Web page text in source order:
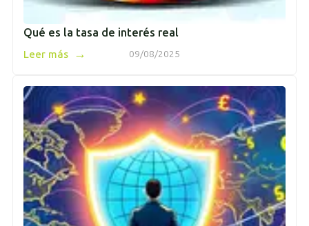
Qué es la tasa de interés real
09/08/2025
Leer más →